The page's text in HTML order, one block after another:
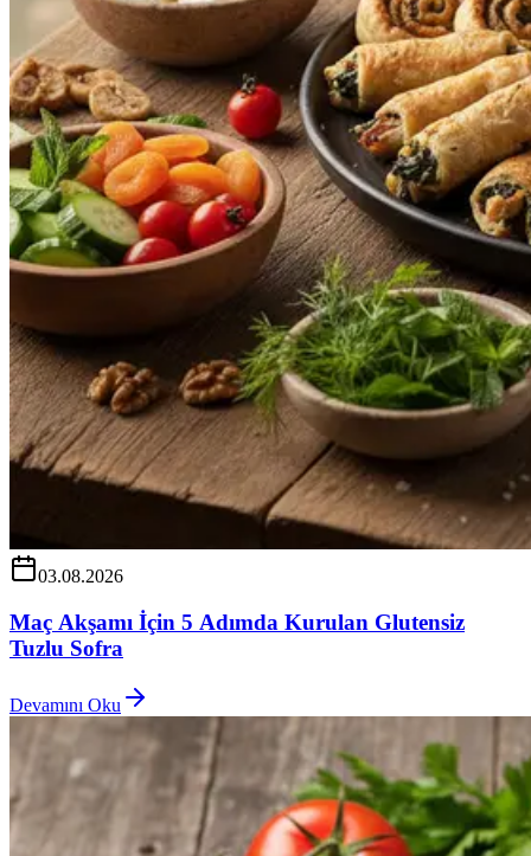
03.08.2026
Maç Akşamı İçin 5 Adımda Kurulan Glutensiz
Tuzlu Sofra
Devamını Oku